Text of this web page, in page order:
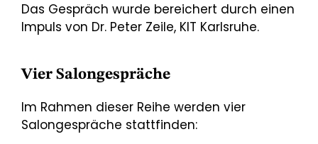
Das Gespräch wurde bereichert durch einen
Impuls von Dr. Peter Zeile, KIT Karlsruhe.
Vier Salongespräche
Im Rahmen dieser Reihe werden vier
Salongespräche stattfinden: